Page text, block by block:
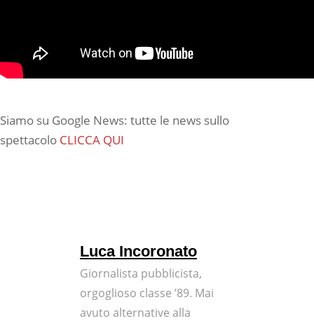
Siamo su Google News: tutte le news sullo
spettacolo CLICCA QUI
Luca Incoronato
Giornalista pubblicista,
orgoglioso classe ’89. Mai
avuto alternative alla